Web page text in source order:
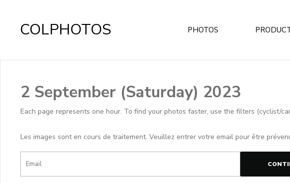
COLPHOTOS PHOTOS
2 September (Saturday) 2023
Each page represents one hour. To find your photos faster, use the filters (cyclist/
Les images sont en cours de traitement. Veuillez entrer votre email pour être